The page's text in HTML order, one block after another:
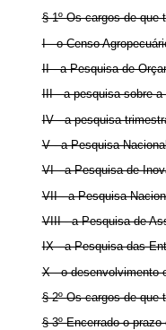
§ 1º Os cargos de que
I - o Censo
II - a Pesquisa de
III - a pesquisa sobre
IV ‑ a pesquisa
V - a Pesquisa
VI - a Pesquisa de
VII - a Pesquisa
VIII - a Pesquisa de
IX - a Pesquisa das
X - o desenvolvimento
§ 2º Os cargos de que
§ 3º Encerrado o